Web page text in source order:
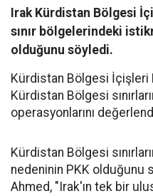
Irak Kürdistan Bölgesi
sınır bölgelerindeki
olduğunu söyledi.
Kürdistan Bölgesi İçişleri
Kürdistan Bölgesi
operasyonlarını
Kürdistan Bölgesi
nedeninin PKK olduğunu
Ahmed, "Irak'ın tek bir